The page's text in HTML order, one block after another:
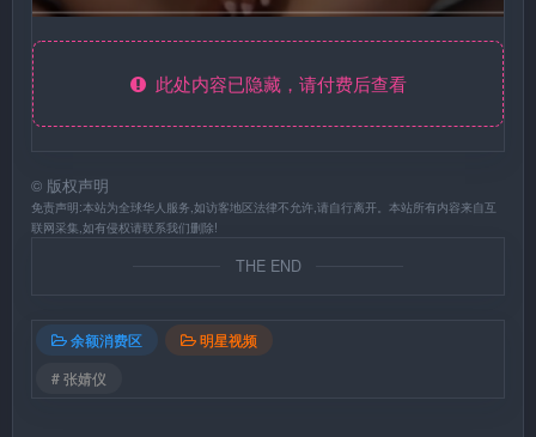
此处内容已隐藏，请付费后查看
© 版权声明
免责声明:本站为全球华人服务,如访客地区法律不允许,请自行离开。本站所有内容来自互
联网采集,如有侵权请联系我们删除!
THE END
余额消费区
明星视频
# 张婧仪